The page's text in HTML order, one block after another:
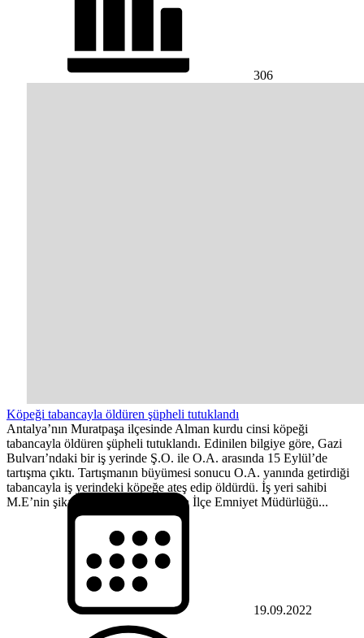
306
Köpeği tabancayla öldüren şüpheli tutuklandı
Antalya’nın Muratpaşa ilçesinde Alman kurdu cinsi köpeği
tabancayla öldüren şüpheli tutuklandı. Edinilen bilgiye göre, Gazi
Bulvarı’ndaki bir iş yerinde Ş.O. ile O.A. arasında 15 Eylül’de
tartışma çıktı. Tartışmanın büyümesi sonucu O.A. yanında getirdiği
tabancayla iş yerindeki köpeğe ateş edip öldürdü. İş yeri sahibi
M.E’nin şikayeti üzerine Muratpaşa İlçe Emniyet Müdürlüğü...
19.09.2022